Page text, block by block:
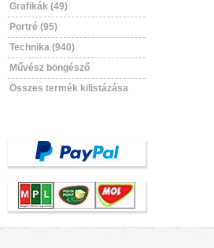
Grafikák (49)
Portré (95)
Technika (940)
Művész böngésző
Összes termék kilistázása